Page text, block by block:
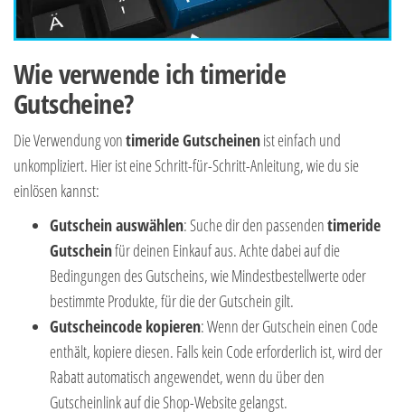
Wie verwende ich timeride
Gutscheine?
Die Verwendung vontimerideGutscheinenist einfach und
unkompliziert. Hier ist eine Schritt-für-Schritt-Anleitung, wie du sie
einlösen kannst:
Gutschein auswählen: Suche dir den passendentimeride
Gutscheinfür deinen Einkauf aus. Achte dabei auf die
Bedingungen des Gutscheins, wie Mindestbestellwerte oder
bestimmte Produkte, für die der Gutschein gilt.
Gutscheincode kopieren: Wenn der Gutschein einen Code
enthält, kopiere diesen. Falls kein Code erforderlich ist, wird der
Rabatt automatisch angewendet, wenn du über den
Gutscheinlink auf die Shop-Website gelangst.